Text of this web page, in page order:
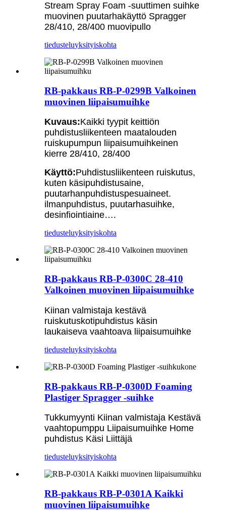
Stream Spray Foam -suuttimen suihke
muovinen puutarhakäyttö Spragger
28/410, 28/400 muovipullo
tiedusteluyksityiskohta
RB-pakkaus RB-P-0299B Valkoinen
muovinen liipaisumuihke
Kuvaus:Kaikki tyypit keittiön
puhdistusliikenteen maatalouden
ruiskupumpun liipaisumuihkeinen
kierre 28/410, 28/400
Käyttö:Puhdistusliikenteen ruiskutus,
kuten käsipuhdistusaine,
puutarhanpuhdistuspesuaineet.
ilmanpuhdistus, puutarhasuihke,
desinfiointiaine….
tiedusteluyksityiskohta
RB-pakkaus RB-P-0300C 28-410
Valkoinen muovinen liipaisumuihke
Kiinan valmistaja kestävä
ruiskutuskotipuhdistus käsin
laukaiseva vaahtoava liipaisumuihke
tiedusteluyksityiskohta
RB-pakkaus RB-P-0300D Foaming
Plastiger Spragger -suihke
Tukkumyynti Kiinan valmistaja Kestävä
vaahtopumppu Liipaisumuihke Home
puhdistus Käsi Liittäjä
tiedusteluyksityiskohta
RB-pakkaus RB-P-0301A Kaikki
muovinen liipaisumuihke